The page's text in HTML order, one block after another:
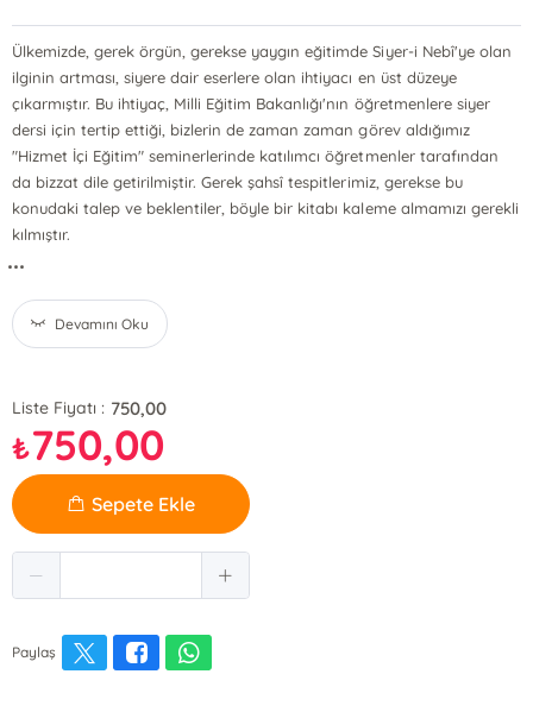
Ülkemizde, gerek örgün, gerekse yaygın eğitimde Siyer-i Nebî'ye olan
ilginin artması, siyere dair eserlere olan ihtiyacı en üst düzeye
çıkarmıştır. Bu ihtiyaç, Milli Eğitim Bakanlığı'nın öğretmenlere siyer
dersi için tertip ettiği, bizlerin de zaman zaman görev aldığımız
"Hizmet İçi Eğitim" seminerlerinde katılımcı öğretmenler tarafından
da bizzat dile getirilmiştir. Gerek şahsî tespitlerimiz, gerekse bu
konudaki talep ve beklentiler, böyle bir kitabı kaleme almamızı gerekli
kılmıştır.
...
Devamını Oku
Liste Fiyatı : 750,00
₺750,00
Sepete Ekle
Paylaş